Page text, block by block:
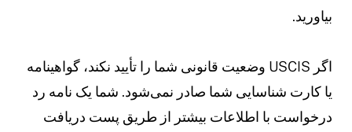
بیاورید.
اگر USCIS وضعیت قانونی شما را تأیید نکند، گواهینامه
یا کارت شناسایی شما صادر نمی‌شود. شما یک نامه رد
درخواست با اطلاعات بیشتر از طریق پست دریافت